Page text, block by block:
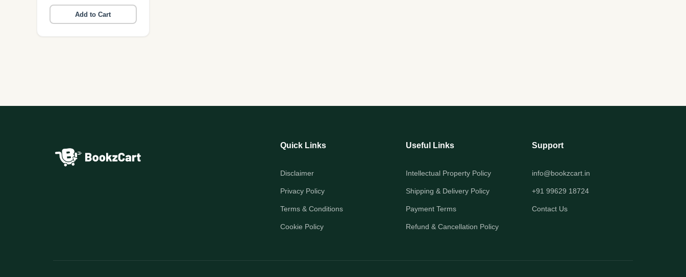
Add to Cart
Quick Links
Disclaimer
Privacy Policy
Terms & Conditions
Cookie Policy
Useful Links
Intellectual Property Policy
Shipping & Delivery Policy
Payment Terms
Refund & Cancellation Policy
Support
info@bookzcart.in
+91 99629 18724
Contact Us